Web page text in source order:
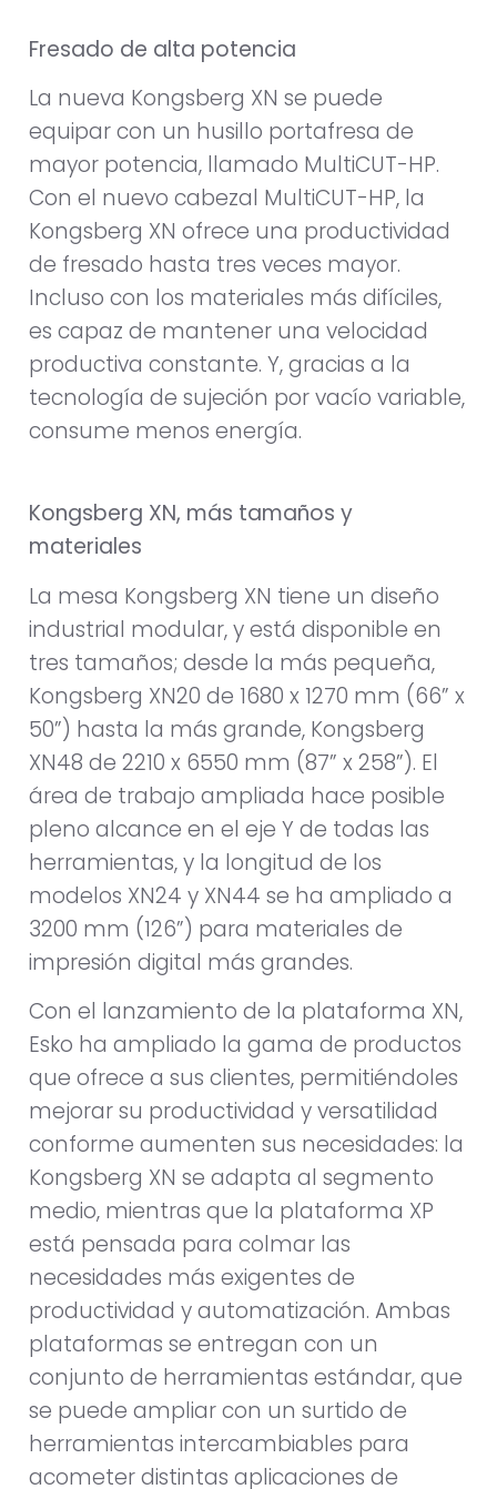
Fresado de alta potencia
La nueva Kongsberg XN se puede
equipar con un husillo portafresa de
mayor potencia, llamado MultiCUT-HP.
Con el nuevo cabezal MultiCUT-HP, la
Kongsberg XN ofrece una productividad
de fresado hasta tres veces mayor.
Incluso con los materiales más difíciles,
es capaz de mantener una velocidad
productiva constante. Y, gracias a la
tecnología de sujeción por vacío variable,
consume menos energía.
Kongsberg XN, más tamaños y
materiales
La mesa Kongsberg XN tiene un diseño
industrial modular, y está disponible en
tres tamaños; desde la más pequeña,
Kongsberg XN20 de 1680 x 1270 mm (66” x
50”) hasta la más grande, Kongsberg
XN48 de 2210 x 6550 mm (87” x 258”). El
área de trabajo ampliada hace posible
pleno alcance en el eje Y de todas las
herramientas, y la longitud de los
modelos XN24 y XN44 se ha ampliado a
3200 mm (126”) para materiales de
impresión digital más grandes.
Con el lanzamiento de la plataforma XN,
Esko ha ampliado la gama de productos
que ofrece a sus clientes, permitiéndoles
mejorar su productividad y versatilidad
conforme aumenten sus necesidades: la
Kongsberg XN se adapta al segmento
medio, mientras que la plataforma XP
está pensada para colmar las
necesidades más exigentes de
productividad y automatización. Ambas
plataformas se entregan con un
conjunto de herramientas estándar, que
se puede ampliar con un surtido de
herramientas intercambiables para
acometer distintas aplicaciones de